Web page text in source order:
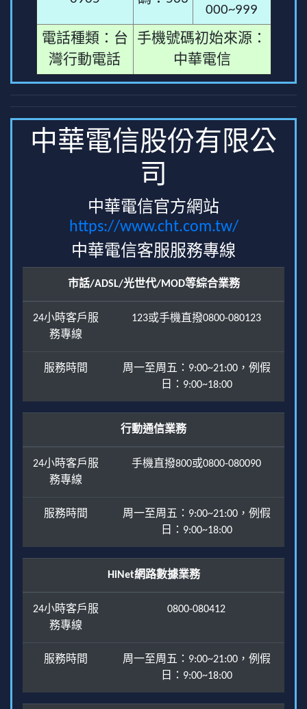
000~999
電話種類：台
灣行動電話
手機號碼初始來源：
中華電信
中華電信股份有限公
司
中華電信官方網站
https://www.cht.com.tw/
中華電信客服服務專線
市話/ADSL/光世代/MOD等綜合業務
24小時客戶服
務專線
123或手機直撥0800-080123
服務時間
周一至周五：9:00~21:00，例假
日：9:00~18:00
行動通信業務
24小時客戶服
務專線
手機直撥800或0800-080090
服務時間
周一至周五：9:00~21:00，例假
日：9:00~18:00
HiNet網路數據業務
24小時客戶服
務專線
0800-080412
服務時間
周一至周五：9:00~21:00，例假
日：9:00~18:00